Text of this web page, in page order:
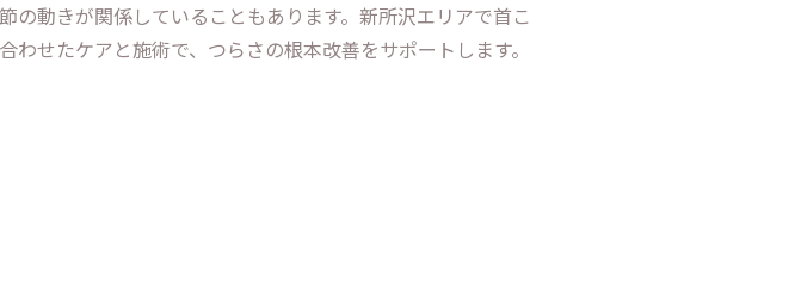
動きが関係していることもあります。新所沢エリアで首こ
せたケアと施術で、つらさの根本改善をサポートします。